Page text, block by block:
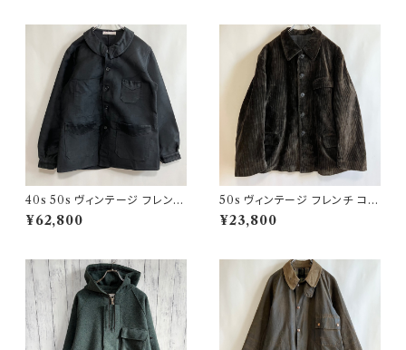
40s 50s ヴィンテージ フレンチ
Vポケ ブラックモールスキンジャ
ケット カバーオール
¥62,800
50s ヴィンテージ フレンチ コー
デュロイジャケット ビンテージ
ファーマーズジャケット
¥23,800